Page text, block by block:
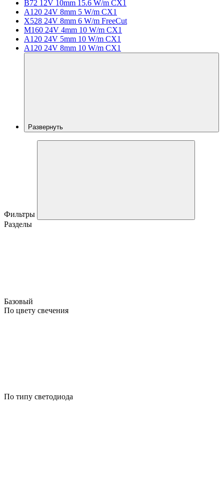
B72 12V 10mm 15.6 W/m CX1
A120 24V 8mm 5 W/m CX1
X528 24V 8mm 6 W/m FreeCut
M160 24V 4mm 10 W/m CX1
A120 24V 5mm 10 W/m CX1
A120 24V 8mm 10 W/m CX1
Развернуть
Фильтры
Разделы
Базовый
По цвету свечения
По типу светодиода